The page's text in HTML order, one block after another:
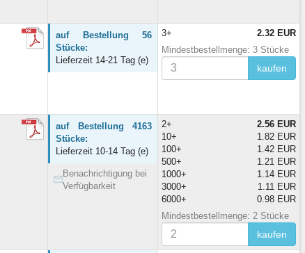
auf Bestellung 56
Stücke:
Lieferzeit 14-21 Tag (e)
3+
2.32 EUR
Mindestbestellmenge: 3 Stücke
kaufen
auf Bestellung 4163
Stücke:
Lieferzeit 10-14 Tag (e)
Benachrichtigung bei
Verfügbarkeit
2+
2.56 EUR
10+
1.82 EUR
100+
1.42 EUR
500+
1.21 EUR
1000+
1.14 EUR
3000+
1.11 EUR
6000+
0.98 EUR
Mindestbestellmenge: 2 Stücke
kaufen